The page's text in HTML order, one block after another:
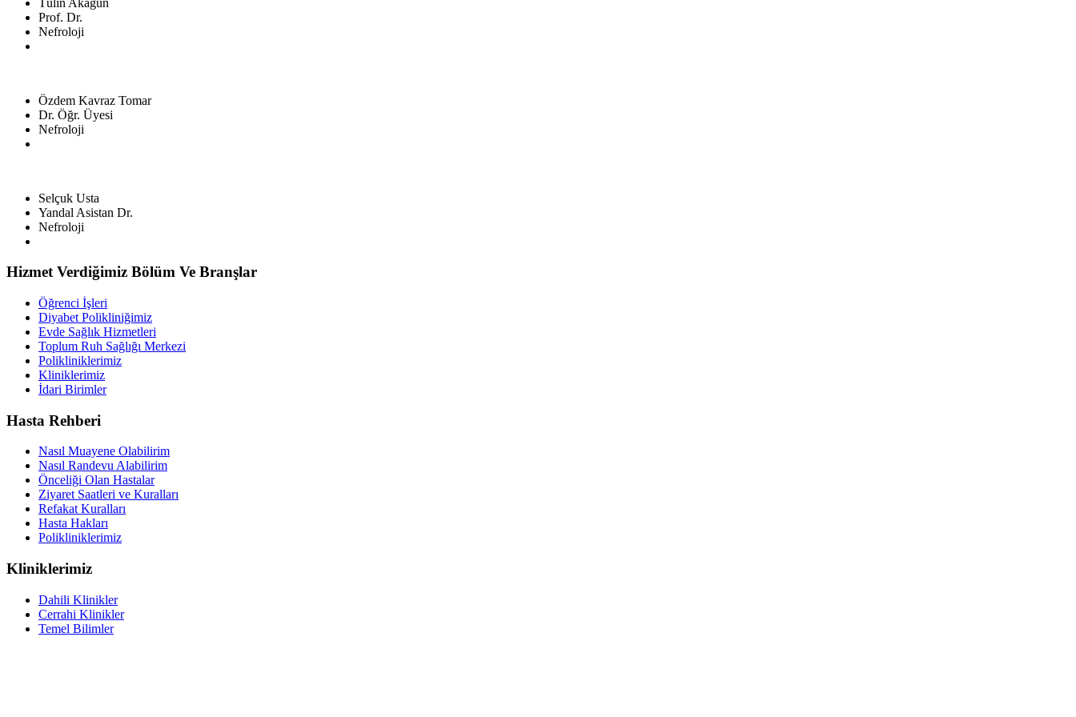
Prof. Dr.
Nefroloji
Özdem Kavraz Tomar
Dr. Öğr. Üyesi
Nefroloji
Selçuk Usta
Yandal Asistan Dr.
Nefroloji
Hizmet Verdiğimiz Bölüm Ve Branşlar
Öğrenci İşleri
Diyabet Polikliniğimiz
Evde Sağlık Hizmetleri
Toplum Ruh Sağlığı Merkezi
Polikliniklerimiz
Kliniklerimiz
İdari Birimler
Hasta Rehberi
Nasıl Muayene Olabilirim
Nasıl Randevu Alabilirim
Önceliği Olan Hastalar
Ziyaret Saatleri ve Kuralları
Refakat Kuralları
Hasta Hakları
Polikliniklerimiz
Kliniklerimiz
Dahili Klinikler
Cerrahi Klinikler
Temel Bilimler